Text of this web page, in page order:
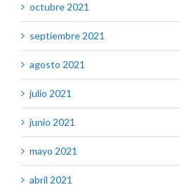
octubre 2021
septiembre 2021
agosto 2021
julio 2021
junio 2021
mayo 2021
abril 2021